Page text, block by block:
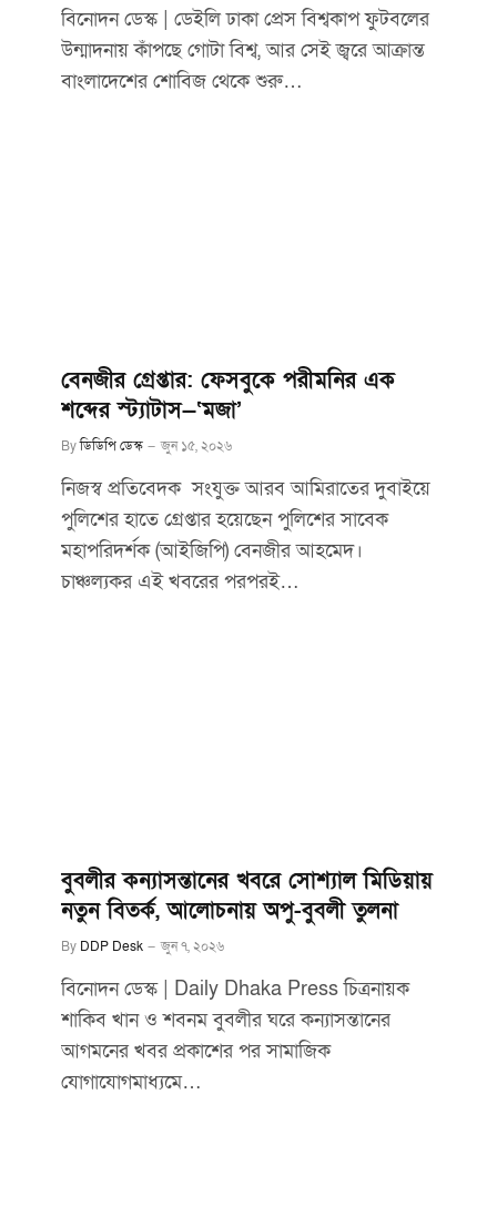
বিনোদন ডেস্ক | ডেইলি ঢাকা প্রেস বিশ্বকাপ ফুটবলের
উন্মাদনায় কাঁপছে গোটা বিশ্ব, আর সেই জ্বরে আক্রান্ত
বাংলাদেশের শোবিজ থেকে শুরু…
বেনজীর গ্রেপ্তার: ফেসবুকে পরীমনির এক
শব্দের স্ট্যাটাস—‘মজা’
Byডিডিপি ডেস্ক জুন ১৫, ২০২৬
নিজস্ব প্রতিবেদক সংযুক্ত আরব আমিরাতের দুবাইয়ে
পুলিশের হাতে গ্রেপ্তার হয়েছেন পুলিশের সাবেক
মহাপরিদর্শক (আইজিপি) বেনজীর আহমেদ।
চাঞ্চল্যকর এই খবরের পরপরই…
বুবলীর কন্যাসন্তানের খবরে সোশ্যাল মিডিয়ায়
নতুন বিতর্ক, আলোচনায় অপু-বুবলী তুলনা
By DDP Desk জুন ৭, ২০২৬
বিনোদন ডেস্ক | Daily Dhaka Press চিত্রনায়ক
শাকিব খান ও শবনম বুবলীর ঘরে কন্যাসন্তানের
আগমনের খবর প্রকাশের পর সামাজিক
যোগাযোগমাধ্যমে…